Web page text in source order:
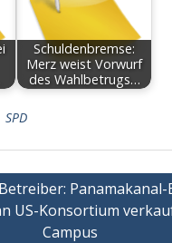
Schuldenbremse:
Merz weist Vorwurf
des Wahlbetrugs…
SPD
US-Konsortium
Campus